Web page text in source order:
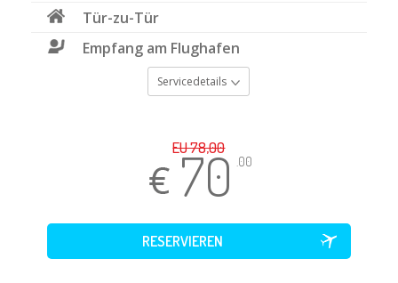
Tür-zu-Tür
Empfang am Flughafen
Servicedetails
EU 78,00
70 .00